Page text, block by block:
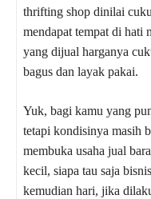
thrifting shop dinilai
mendapat tempat di hati
yang dijual harganya
bagus dan layak pakai.
Yuk, bagi kamu yang
tetapi kondisinya masih
membuka usaha jual
kecil, siapa tau saja
kemudian hari, jika